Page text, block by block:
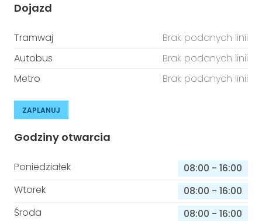
Dojazd
Tramwaj
Brak podanych linii
Autobus
Brak podanych linii
Metro
Brak podanych linii
ZAPLANUJ
Godziny otwarcia
Poniedziałek 08:00 - 16:00
Wtorek
08:00 - 16:00
Środa
08:00 - 16:00